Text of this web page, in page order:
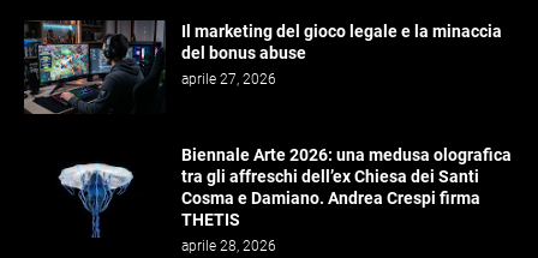
Il marketing del gioco legale e la minaccia
del bonus abuse
aprile 27, 2026
Biennale Arte 2026: una medusa olografica
tra gli affreschi dell’ex Chiesa dei Santi
Cosma e Damiano. Andrea Crespi firma
THETIS
aprile 28, 2026